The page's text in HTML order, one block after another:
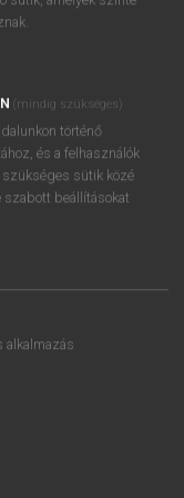
(mindig szükséges)
történő
és a felhasználók
szükséges sütik közé
szabott beállításokat
alkalmazás